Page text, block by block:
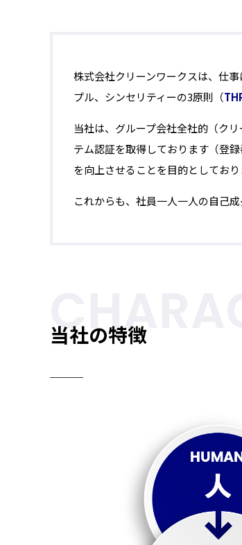
株式会社クリーンワークスは、仕
プル、シンセリティーの3原則（
当社は、グループ会社全社的（ク
テム認証を取得しております（登
を向上させることを目的としており
これからも、社員一人一人の自己
当社の特徴